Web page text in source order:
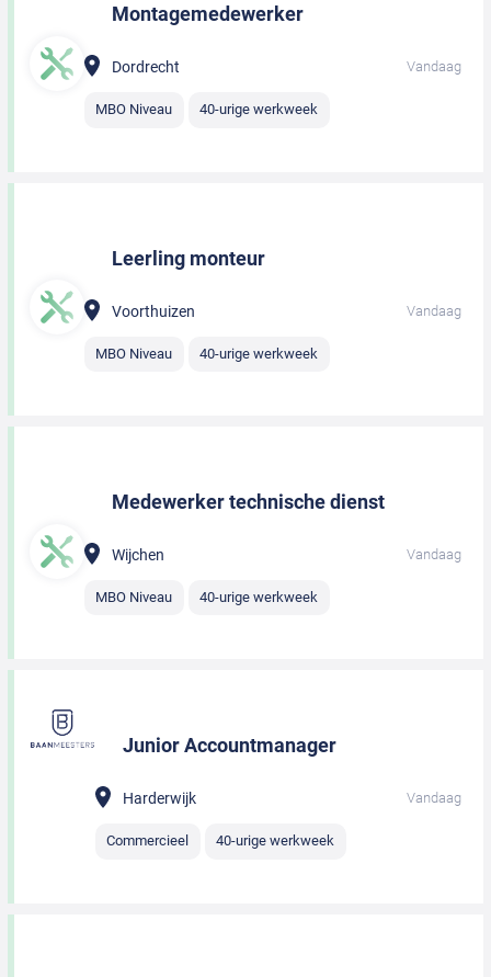
Montagemedewerker
Dordrecht Vandaag
MBO Niveau 40-urige werkweek
Leerling monteur
Voorthuizen Vandaag
MBO Niveau 40-urige werkweek
Medewerker technische dienst
Wijchen Vandaag
MBO Niveau 40-urige werkweek
Junior Accountmanager
Harderwijk Vandaag
Commercieel 40-urige werkweek